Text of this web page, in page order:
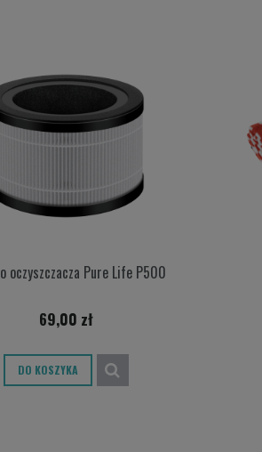
oczyszczacza Pure Life P500
69,00 zł
DO KOSZYKA